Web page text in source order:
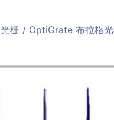
光栅 / OptiGrate 布拉格